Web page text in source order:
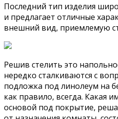
Последний тип изделия
и предлагает отличные
внешний вид, приемлемую
Решив стелить это
нередко сталкиваются с
подложка под линолеум на
как правило, всегда. Какая
основой под покрытие,